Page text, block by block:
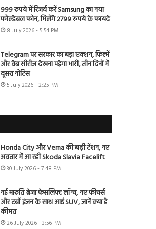
999 रुपये में रिजर्व करें Samsung का नया
फोल्डेबल फोन, मिलेंगे 2799 रुपये के फायदे
8 July 2026 - 5:54 PM
Telegram पर सरकार का बड़ा एक्शन, फिल्में
और वेब सीरीज देखना पड़ेगा भारी, तीन दिनों में
दूसरा नोटिस
5 July 2026 - 2:25 PM
Honda City और Verna की बढ़ी टेंशन, नए
अवतार में आ रही Skoda Slavia Facelift
30 July 2026 - 7:48 PM
नई मारुति ब्रेजा फेसलिफ्ट लॉन्च, नए फीचर्स
और टर्बो इंजन के साथ आई SUV, जानें क्या है
कीमत
26 July 2026 - 3:56 PM